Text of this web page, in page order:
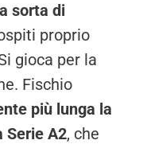
sorta di
proprio
gioca per la
Fischio
più lunga la
Serie A2, che